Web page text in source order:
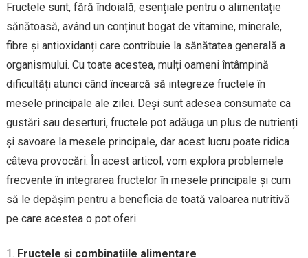
Fructele sunt, fără îndoială, esențiale pentru o alimentație
sănătoasă, având un conținut bogat de vitamine, minerale,
fibre și antioxidanți care contribuie la sănătatea generală a
organismului. Cu toate acestea, mulți oameni întâmpină
dificultăți atunci când încearcă să integreze fructele în
mesele principale ale zilei. Deși sunt adesea consumate ca
gustări sau deserturi, fructele pot adăuga un plus de nutrienți
și savoare la mesele principale, dar acest lucru poate ridica
câteva provocări. În acest articol, vom explora problemele
frecvente în integrarea fructelor în mesele principale și cum
să le depășim pentru a beneficia de toată valoarea nutritivă
pe care acestea o pot oferi.
Fructele și combinațiile alimentare